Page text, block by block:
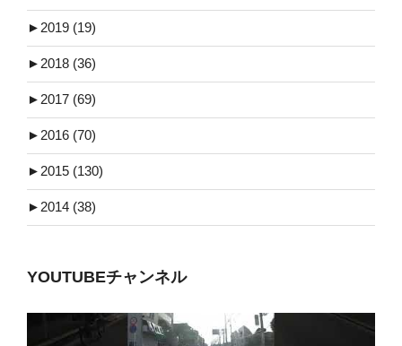
► 2019 (19)
► 2018 (36)
► 2017 (69)
► 2016 (70)
► 2015 (130)
► 2014 (38)
YOUTUBEチャンネル